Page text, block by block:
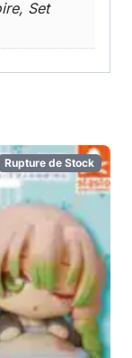
Set
Rupture de Stock